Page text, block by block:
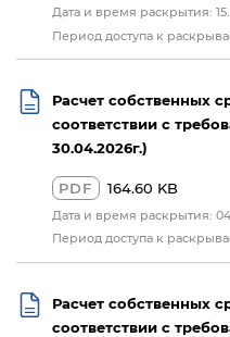
Дата и время раскрытия:
Период доступа к
Расчет собственных
соответствии с
30.04.2026г.)
PDF 164.60 KB
Дата и время раскрытия:
Период доступа к
Расчет собственных
соответствии с